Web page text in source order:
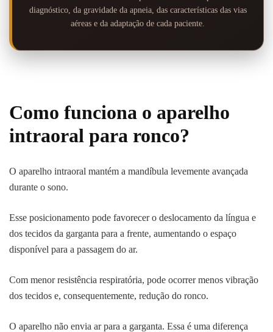
diagnóstico, da gravidade da apneia, das características das vias
aéreas e da adaptação de cada paciente.
Como funciona o aparelho
intraoral para ronco?
O aparelho intraoral mantém a mandíbula levemente avançada
durante o sono.
Esse posicionamento pode favorecer o deslocamento da língua e
dos tecidos da garganta para a frente, aumentando o espaço
disponível para a passagem do ar.
Com menor resistência respiratória, pode ocorrer menos vibração
dos tecidos e, consequentemente, redução do ronco.
O aparelho não envia ar para a garganta. Essa é uma diferença